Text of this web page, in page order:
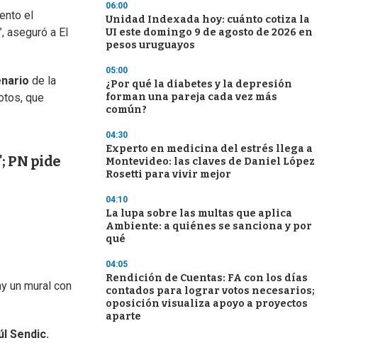
el
a El
de la
que
PN pide
un mural con
Sendic.
06:00
Unidad Indexada hoy: cuánto cotiza la
UI este domingo 9 de agosto de 2026 en
pesos uruguayos
05:00
¿Por qué la diabetes y la depresión
forman una pareja cada vez más
común?
04:30
Experto en medicina del estrés llega a
Montevideo: las claves de Daniel López
Rosetti para vivir mejor
04:10
La lupa sobre las multas que aplica
Ambiente: a quiénes se sanciona y por
qué
04:05
Rendición de Cuentas: FA con los días
contados para lograr votos necesarios;
oposición visualiza apoyo a proyectos
aparte